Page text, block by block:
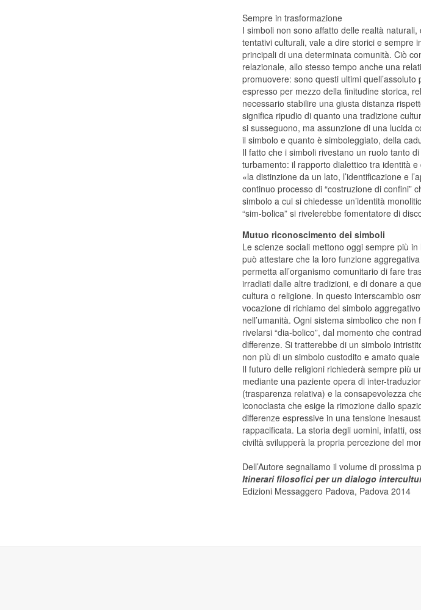
Sempre in trasformazione
I simboli non sono affatto delle realtà
tentativi culturali, vale a dire storici e sempre
principali di una determinata comunità. Ciò
relazionale, allo stesso tempo anche una
promuovere: sono questi ultimi
espresso per mezzo della finitudine storica,
necessario stabilire una giusta distanza
significa ripudio di quanto una tradizione
si susseguono, ma assunzione di una lucida
il simbolo e quanto è simboleggiato, della
Il fatto che i simboli rivestano un ruolo tanto
turbamento: il rapporto dialettico tra identità
«la distinzione da un lato, l’identificazione e
continuo processo di “costruzione di confini”
simbolo a cui si chiedesse un’identità
“sim-bolica” si rivelerebbe fomentatore di
Mutuo riconoscimento dei simboli
Le scienze sociali mettono oggi sempre più
può attestare che la loro funzione
permetta all’organismo comunitario di fare
irradiati dalle altre tradizioni, e di donare a
cultura o religione. In questo interscambio
vocazione di richiamo del simbolo
nell’umanità. Ogni sistema simbolico che
rivelarsi “dia-bolico”, dal momento che
differenze. Si tratterebbe di un simbolo
non più di un simbolo custodito e amato
Il futuro delle religioni richiederà sempre più
mediante una paziente opera di inter-
(trasparenza relativa) e la consapevolezza
iconoclasta che esige la rimozione dallo
differenze espressive in una tensione
rappacificata. La storia degli uomini, infatti,
civiltà svilupperà la propria percezione del
Dell’Autore segnaliamo il volume di prossima
Itinerari filosofici per un dialogo
Edizioni Messaggero Padova, Padova 2014